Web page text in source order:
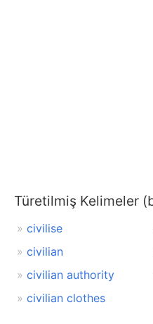
Türetilmiş Kelimeler
civilise
civilian
civilian authority
civilian clothes